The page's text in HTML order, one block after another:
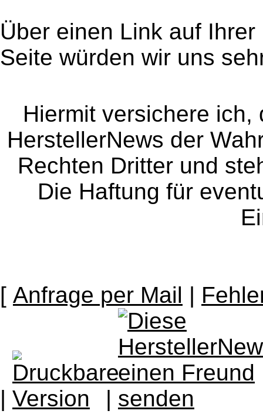
Über einen Link auf
Seite würden wir uns
Hiermit versichere
HerstellerNews der
Rechten Dritter und
Die Haftung für
[ Anfrage per Mail |
| |